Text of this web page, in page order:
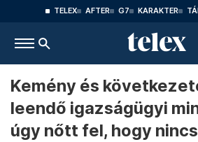
TELEX AFTER G7 KARAKTER
Kemény és
leendő igazságügyi
úgy nőtt fel, hogy